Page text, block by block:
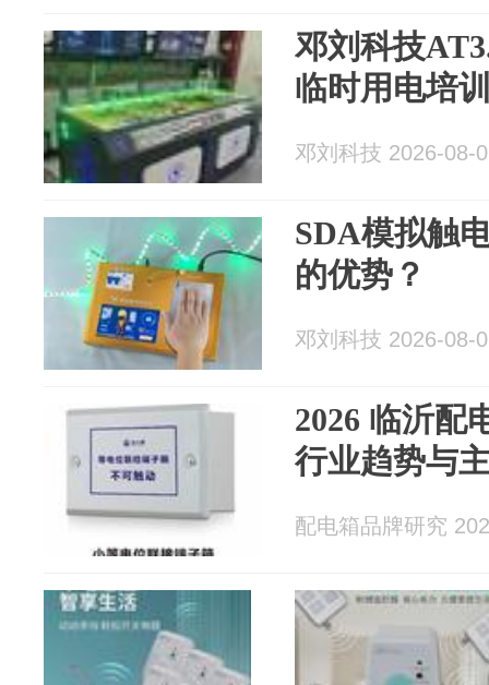
邓刘科技
临时用电培
邓刘科技 2026-08-
SDA模拟触
的优势？
邓刘科技 2026-08-
2026 临沂配
行业趋势与
配电箱品牌研究